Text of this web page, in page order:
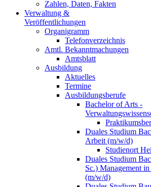
Zahlen, Daten, Fakten
Verwaltung &
Veröffentlichungen
Organigramm
Telefonverzeichnis
Amtl. Bekanntmachungen
Amtsblatt
Ausbildung
Aktuelles
Termine
Ausbildungsberufe
Bachelor of Arts -
Duales Studium
Arbeit (m/w/d)
Studienort
Duales Studium
Sc.) Management
(m/w/d)